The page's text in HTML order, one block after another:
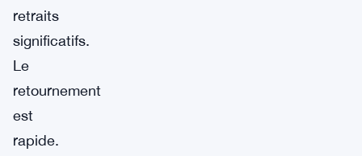
retraits
significatifs.
Le
retournement
est
rapide.